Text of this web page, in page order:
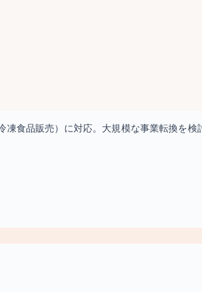
食品販売）に対応。大規模な事業転換を検